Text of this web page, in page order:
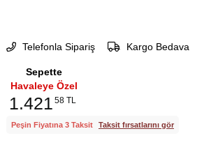
Telefonla Sipariş Kargo Bedava
Sepette
Havaleye Özel
1.421 58 TL
Peşin Fiyatına 3 Taksit Taksit fırsatlarını gör